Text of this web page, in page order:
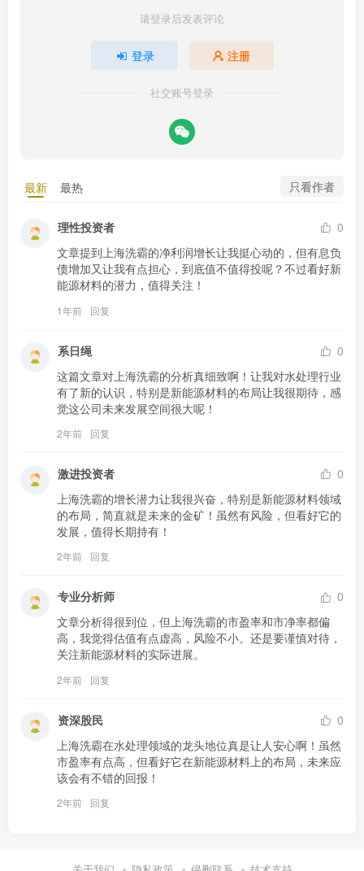
请登录后发表评论
登录 注册
社交账号登录
最新 最热 只看作者
理性投资者
0
文章提到上海洗霸的净利润增长让我挺心动的，但有息负
债增加又让我有点担心，到底值不值得投呢？不过看好新
能源材料的潜力，值得关注！
1年前 回复
系日绳
0
这篇文章对上海洗霸的分析真细致啊！让我对水处理行业
有了新的认识，特别是新能源材料的布局让我很期待，感
觉这公司未来发展空间很大呢！
2年前 回复
激进投资者
0
上海洗霸的增长潜力让我很兴奋，特别是新能源材料领域
的布局，简直就是未来的金矿！虽然有风险，但看好它的
发展，值得长期持有！
2年前 回复
专业分析师
0
文章分析得很到位，但上海洗霸的市盈率和市净率都偏
高，我觉得估值有点虚高，风险不小。还是要谨慎对待，
关注新能源材料的实际进展。
2年前 回复
资深股民
0
上海洗霸在水处理领域的龙头地位真是让人安心啊！虽然
市盈率有点高，但看好它在新能源材料上的布局，未来应
该会有不错的回报！
2年前 回复